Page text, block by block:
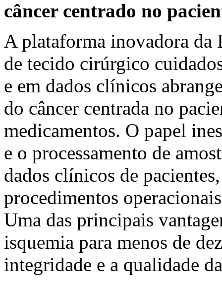
câncer centrado no
A plataforma inovadora da
de tecido cirúrgico
e em dados clínicos
do câncer centrada no
medicamentos. O papel
e o processamento de
dados clínicos de
procedimentos
Uma das principais
isquemia para menos de
integridade e a qualidade